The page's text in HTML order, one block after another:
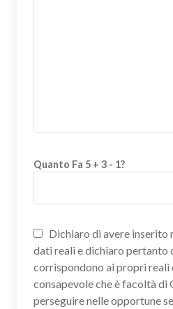
Quanto Fa 5 + 3 - 1?
Dichiaro di avere inserito
dati reali e dichiaro pertanto
corrispondono ai propri reali
consapevole che è facoltà di
perseguire nelle opportune